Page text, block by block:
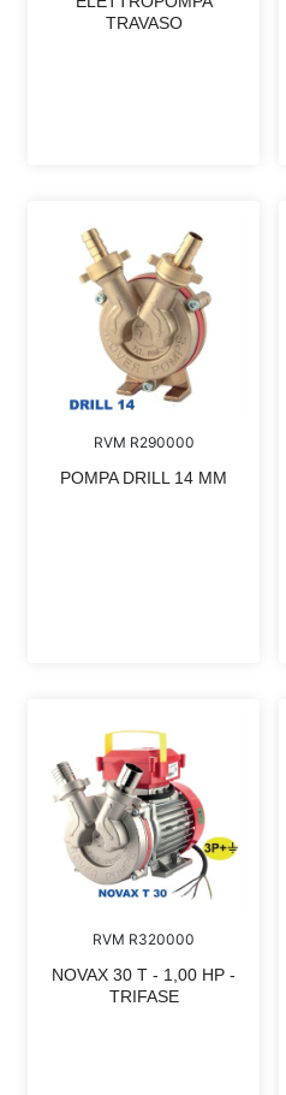
TRAVASO
RVM R290000
POMPA DRILL 14 MM
RVM R320000
NOVAX 30 T - 1,00 HP -
TRIFASE